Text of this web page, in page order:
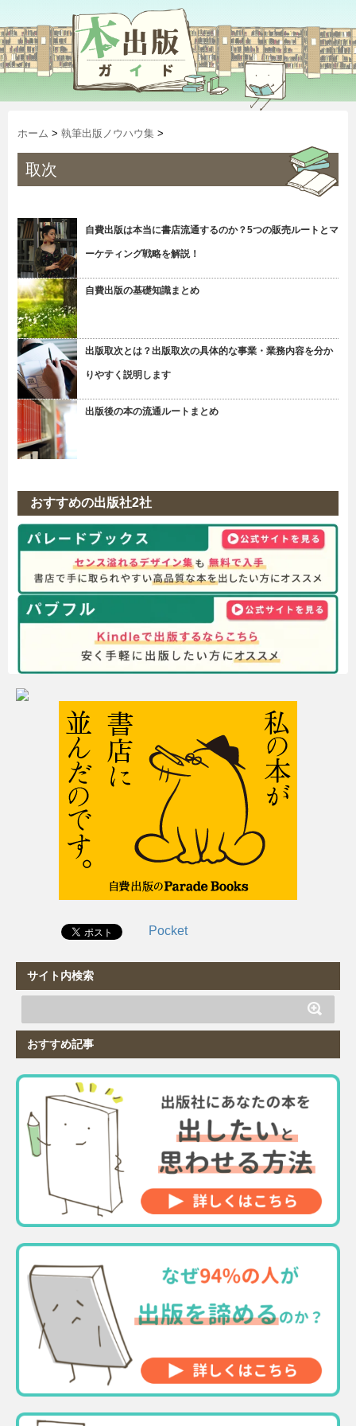
ホーム > 執筆出版ノウハウ集 >
取次
自費出版は本当に書店流通するのか？5つの販売ルートとマ
ーケティング戦略を解説！
自費出版の基礎知識まとめ
出版取次とは？出版取次の具体的な事業・業務内容を分か
りやすく説明します
出版後の本の流通ルートまとめ
おすすめの出版社2社
Pocket
サイト内検索
おすすめ記事